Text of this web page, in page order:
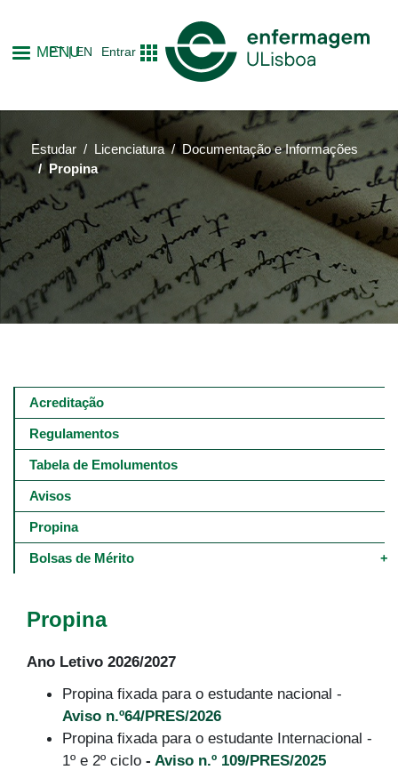
para
o
conteúdo
MENU
PT EN Entrar
Estudar Licenciatura
Documentação e Informações
Propina
Propina
Ano Letivo 2026/2027
Propina fixada para o estudante nacional -
Aviso n.º64/PRES/2026
Propina fixada para o estudante Internacional -
1º e 2º ciclo - Aviso n.º 109/PRES/2025
Main
navigation
níveis
Acreditação
Regulamentos
Tabela de Emolumentos
Avisos
Propina
Bolsas de Mérito